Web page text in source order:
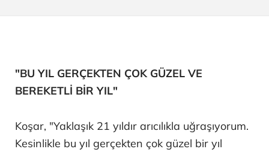
"BU YIL GERÇEKTEN ÇOK GÜZEL VE
BEREKETLİ BİR YIL"
Koşar, "Yaklaşık 21 yıldır arıcılıkla uğraşıyorum.
Kesinlikle bu yıl gerçekten çok güzel bir yıl